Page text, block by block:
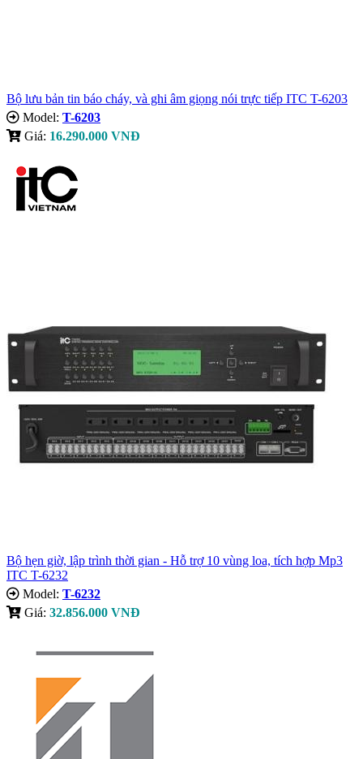
Bộ lưu bản tin báo cháy, và ghi âm giọng nói trực tiếp ITC T-6203
Model: T-6203
Giá: 16.290.000 VNĐ
Bộ hẹn giờ, lập trình thời gian - Hỗ trợ 10 vùng loa, tích hợp Mp3
ITC T-6232
Model: T-6232
Giá: 32.856.000 VNĐ